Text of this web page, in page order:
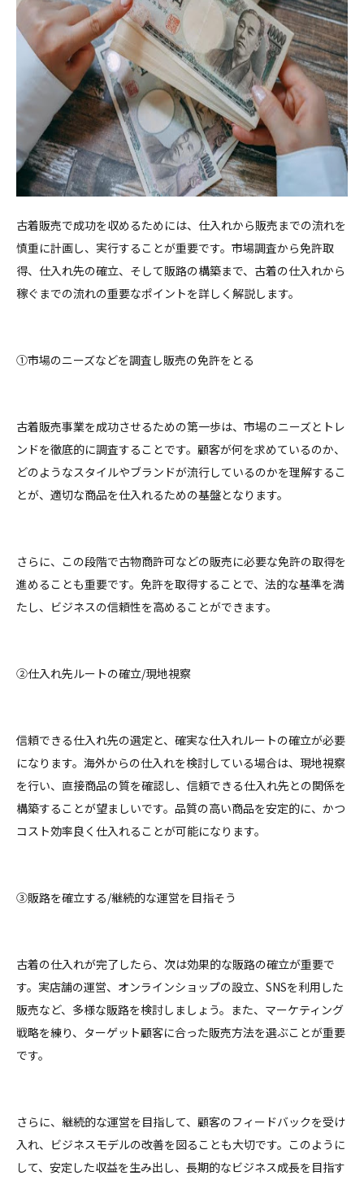
古着販売で成功を収めるためには、仕入れから販売までの流れを
慎重に計画し、実行することが重要です。市場調査から免許取
得、仕入れ先の確立、そして販路の構築まで、古着の仕入れから
稼ぐまでの流れの重要なポイントを詳しく解説します。
①市場のニーズなどを調査し販売の免許をとる
古着販売事業を成功させるための第一歩は、市場のニーズとトレ
ンドを徹底的に調査することです。顧客が何を求めているのか、
どのようなスタイルやブランドが流行しているのかを理解するこ
とが、適切な商品を仕入れるための基盤となります。
さらに、この段階で古物商許可などの販売に必要な免許の取得を
進めることも重要です。免許を取得することで、法的な基準を満
たし、ビジネスの信頼性を高めることができます。
②仕入れ先ルートの確立/現地視察
信頼できる仕入れ先の選定と、確実な仕入れルートの確立が必要
になります。海外からの仕入れを検討している場合は、現地視察
を行い、直接商品の質を確認し、信頼できる仕入れ先との関係を
構築することが望ましいです。品質の高い商品を安定的に、かつ
コスト効率良く仕入れることが可能になります。
③販路を確立する/継続的な運営を目指そう
古着の仕入れが完了したら、次は効果的な販路の確立が重要で
す。実店舗の運営、オンラインショップの設立、SNSを利用した
販売など、多様な販路を検討しましょう。また、マーケティング
戦略を練り、ターゲット顧客に合った販売方法を選ぶことが重要
です。
さらに、継続的な運営を目指して、顧客のフィードバックを受け
入れ、ビジネスモデルの改善を図ることも大切です。このように
して、安定した収益を生み出し、長期的なビジネス成長を目指す